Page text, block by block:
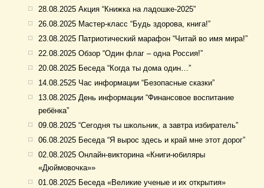
28.08.2025 Акция “Книжка на ладошке-2025”
26.08.2025 Мастер-класс “Будь здорова, книга!”
23.08.2025 Патриотический марафон “Читай во имя мира!”
22.08.2025 Обзор “Один флаг – одна Россия!”
20.08.2025 Беседа “Когда ты дома один…”
14.08.2525 Час информации “Безопасные сказки”
13.08.2025 День информации “Финансовое воспитание
ребёнка”
09.08.2025 “Сегодня ты школьник, а завтра избиратель”
06.08.2025 Беседа “Я вырос здесь и край мне этот дорог”
02.08.2025 Онлайн-викторина «Книги-юбиляры
«Дюймовочка»»
01.08.2025 Беседа «Великие ученые и их открытия»